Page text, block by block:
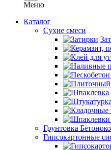
Меню
Каталог
Сухие смеси
Грунтовка
Гипсокартонные